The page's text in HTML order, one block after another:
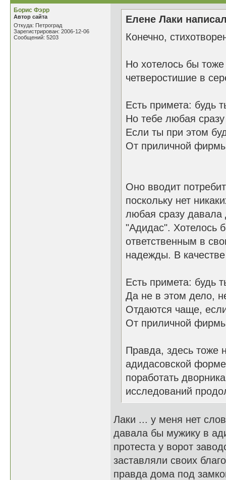
Борис Фэрр
Автор сайта
Откуда: Петроград
Зарегистрирован: 2006-12-06
Сообщений: 5203
Елене Лаки
Конечно,
Но хотелось бы
четверостишие в
Есть примета: будь
Но тебе любая сразу
Если ты при этом
От приличной
Оно вводит
поскольку нет
любая сразу
"Адидас". Хотелось
ответственным в
надежды. В
Есть примета: будь
Да не в этом дело,
Отдаются чаще,
От приличной
Правда, здесь тоже
адидасовской
поработать
исследований
Лаки ... у меня нет
давала бы мужику в
протеста у ворот
заставляли своих
правда дома под